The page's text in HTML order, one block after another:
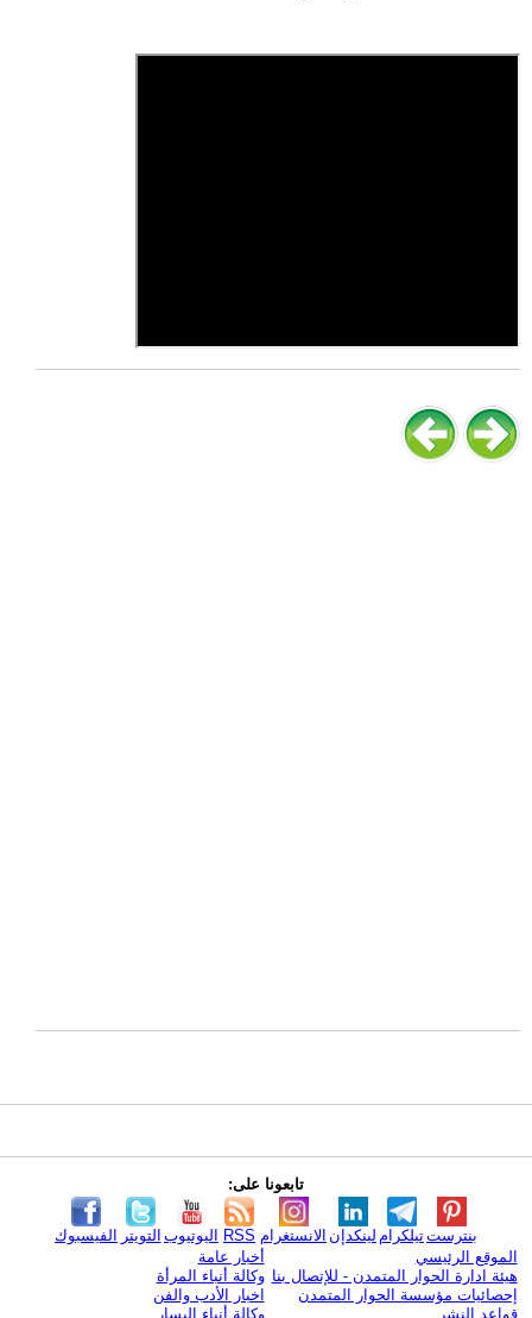
تابعونا على:
الفيسبوك التويتر اليوتيوب RSS الانستغرام لينكدإن تيلكرامبنترست
الموقع الرئيسي
هيئة ادارة الحوار المتمدن - للإتصال بنا
إحصائيات مؤسسة الحوار المتمدن
قواعد النشر
أخبار عامة
وكالة أنباء المرأة
اخبار الأدب والفن
وكالة أنباء اليسار